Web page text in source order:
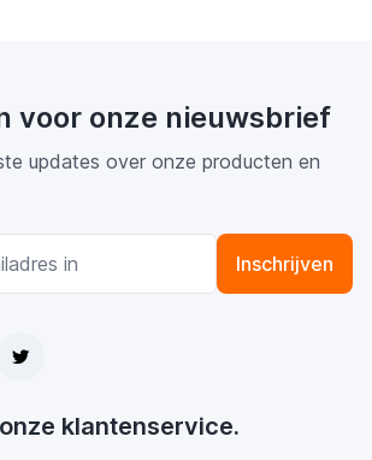
voor onze nieuwsbrief
updates over onze producten en
Inschrijven
klantenservice.